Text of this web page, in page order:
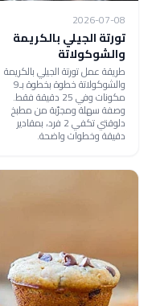
2026-07-08
تورتة الجيلي بالكريمة
والشوكولاتة
طريقة عمل تورتة الجيلي بالكريمة
والشوكولاتة خطوة بخطوة بـ9
مكونات وفي 25 دقيقة فقط.
وصفة سهلة ومجرّبة من مطبخ
دلوقتي تكفي 2 فرد، بمقادير
دقيقة وخطوات واضحة.